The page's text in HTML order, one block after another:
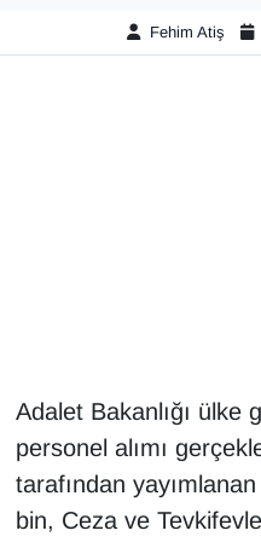
Fehim Atiş
Adalet Bakanlığı ülke
personel alımı
tarafından
bin, Ceza ve
Emlak
İngilizce
Kadın